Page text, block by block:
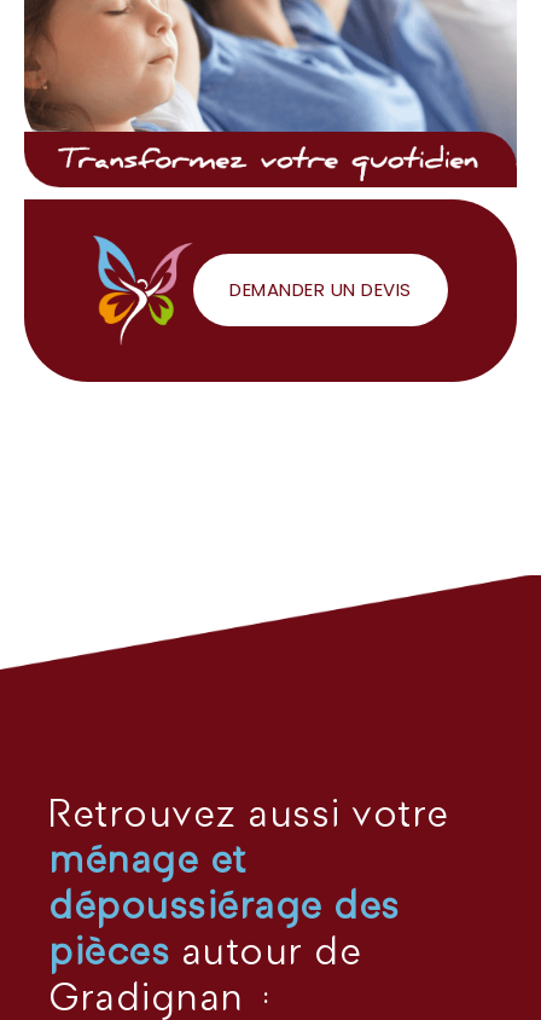
DEMANDER UN DEVIS
Retrouvez aussi votre
ménage et
dépoussiérage des
pièces autour de
Gradignan :